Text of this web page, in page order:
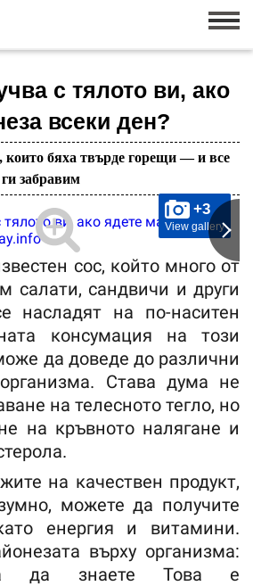
с тялото ви, ако
всеки ден?
които бяха твърде горещи — и все
забравим
+3
View gallery
сос, който много от
салати, сандвичи и други
насладят на по-наситен
консумация на този
да доведе до различни
Става дума не
на телесното тегло, но
на кръвното налягане и
на качествен продукт,
можете да получите
енергия и витамини.
върху организма:
да знаете Това е